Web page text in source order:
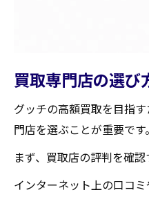
買取専門店の選び
グッチの高額買取を目指
門店を選ぶことが重要です。
まず、買取店の評判を確認
インターネット上の口コ